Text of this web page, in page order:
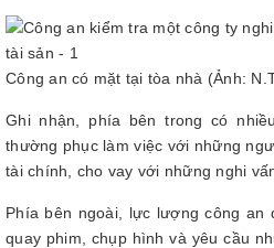
Công an có mặt tại tòa nhà (Ảnh:
Ghi nhận, phía bên trong có
thường phục làm việc với những
tài chính, cho vay với những nghi
Phía bên ngoài, lực lượng công an
quay phim, chụp hình và yêu cầu